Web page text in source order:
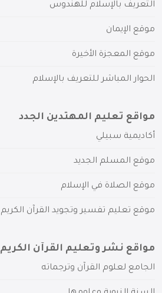
التعريف بالإسلام للهندوس
موقع الإيمان
موقع المعجزة الأخيرة
الحوار المباشر للتعريف بالإسلام
مواقع تعليم المهتدين الجدد
أكاديمية سبيلي
موقع المسلم الجديد
موقع الصلاة في الإسلام
موقع تعليم تفسير وتجويد القرآن الكريم
مواقع نشر وتعليم القرآن الكريم
الجامع لعلوم القرآن وترجماته